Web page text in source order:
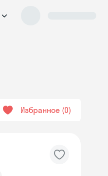
Избранное 0